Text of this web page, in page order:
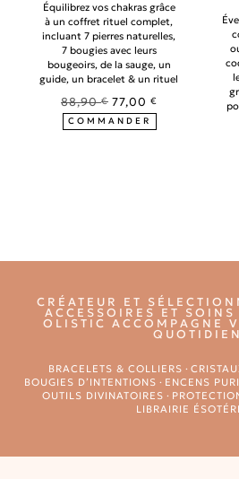
Équilibrez vos chakras grâce
à un coffret rituel complet,
incluant 7 pierres naturelles,
7 bougies avec leurs
bougeoirs, de la sauge, un
guide, un bracelet & un rituel
88,90€ 77,00 €
COMMANDER
CRÉATEUR ET
ACCESSOIRES ET SOINS
OLISTIC ACCOMPAGNE
BRACELETS & COLLIERS ·
BOUGIES D’INTENTIONS · ENCENS
OUTILS DIVINATOIRES ·
LIBRAIRIE